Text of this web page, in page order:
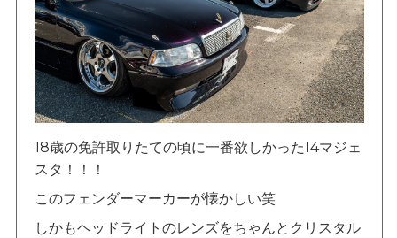
18歳の免許取りたての頃に一番欲しかった14マジェ
スタ！！！
このフェンダーマーカーが懐かしい笑
しかもヘッドライトのレンズをちゃんとクリスタル